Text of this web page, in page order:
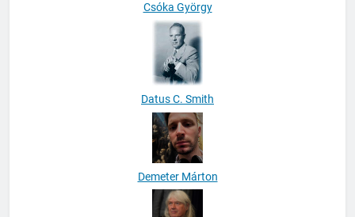
Csóka György
Datus C. Smith
Demeter Márton